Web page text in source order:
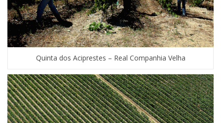
Quinta dos Aciprestes – Real Companhia Velha